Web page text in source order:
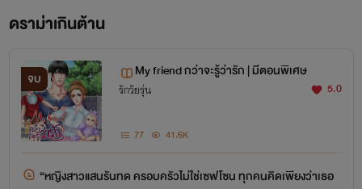
ดราม่าเกินต้าน
จบ My friend กว่าจะรู้ว่ารัก | มีตอนพิเศษ
รักวัยรุ่น 5.0
77 41.6K
“หญิงสาวแสนรันทด ครอบครัวไม่ใช่เซฟโซน ทุกคนคิดเพียงว่าเธอ